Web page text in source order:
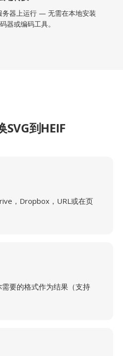
器上运行 — 无需在本地安装
器或编码工具。
SVG到HEIF
，Dropbox，URL或在页
要的格式作为结果（支持